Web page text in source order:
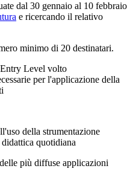
dal 30 gennaio al 10 febbraio
e ricercando il relativo
minimo di 20 destinatari.
Level volto
per l'applicazione della
della strumentazione
quotidiana
più diffuse applicazioni